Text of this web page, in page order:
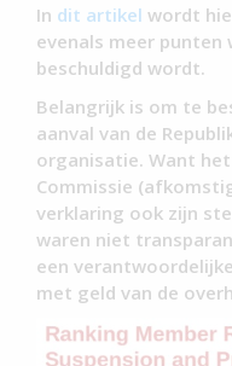
In dit artikel wordt
evenals meer punten
beschuldigd wordt.
Belangrijk is om te
aanval van de
organisatie. Want
Commissie
verklaring ook zijn
waren niet
een
met geld van de